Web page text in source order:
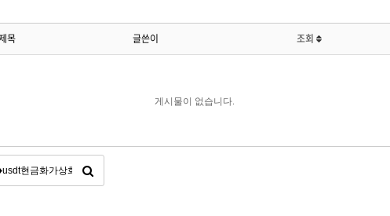
목 글쓴이 조회
게시물이 없습니다.